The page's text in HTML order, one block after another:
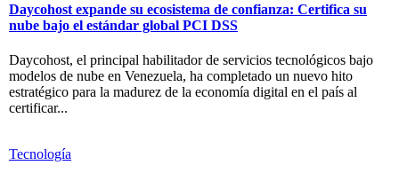
Daycohost expande su ecosistema de confianza: Certifica su
nube bajo el estándar global PCI DSS
Daycohost, el principal habilitador de servicios tecnológicos bajo
modelos de nube en Venezuela, ha completado un nuevo hito
estratégico para la madurez de la economía digital en el país al
certificar...
Tecnología